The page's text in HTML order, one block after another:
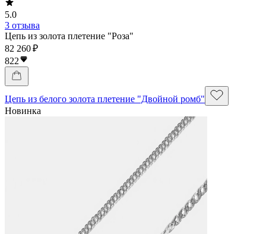
5.0
3 отзыва
Цепь из золота плетение "Роза"
82 260 ₽
822
Цепь из белого золота плетение "Двойной ромб"
Новинка